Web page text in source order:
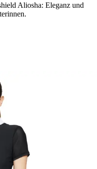
Aliosha: Eleganz und